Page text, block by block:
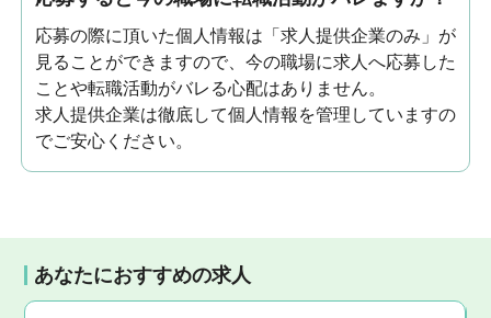
応募の際に頂いた個人情報は「求人提供企業のみ」が
見ることができますので、今の職場に求人へ応募した
ことや転職活動がバレる心配はありません。
求人提供企業は徹底して個人情報を管理していますの
でご安心ください。
あなたにおすすめの求人